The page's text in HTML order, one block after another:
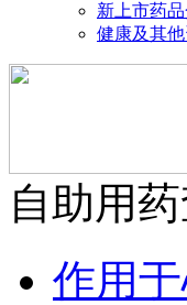
新上市药
健康及其
自助用
作用